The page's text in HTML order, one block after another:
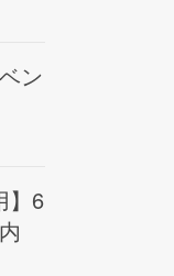
ン
】6